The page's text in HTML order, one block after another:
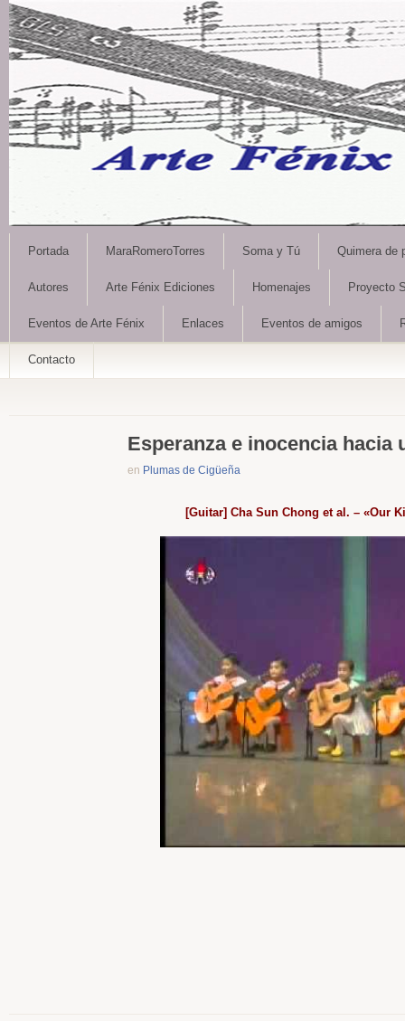
Portada MaraRomeroTorres Soma y Tú Quimera de
Autores Arte Fénix Ediciones Homenajes Proyecto
Eventos de Arte Fénix Enlaces Eventos de amigos
Contacto
Esperanza e inocencia hacia
en Plumas de Cigüeña
[Guitar] Cha Sun Chong et al. – «Our